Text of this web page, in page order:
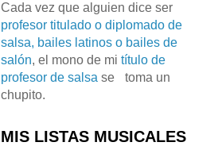
Cada vez que alguien dice ser
profesor titulado o diplomado de
salsa, bailes latinos o bailes de
salón, el mono de mi título de
profesor de salsa se
toma un
chupito.
MIS LISTAS MUSICALES